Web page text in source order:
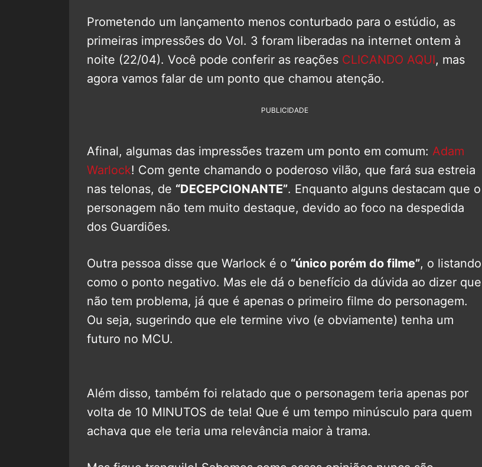
Prometendo um lançamento menos conturbado para o estúdio, as
primeiras impressões do Vol. 3 foram liberadas na internet ontem à
noite (22/04). Você pode conferir as reações CLICANDO AQUI, mas
agora vamos falar de um ponto que chamou atenção.
PUBLICIDADE
Afinal, algumas das impressões trazem um ponto em comum: Adam
Warlock! Com gente chamando o poderoso vilão, que fará sua estreia
nas telonas, de “DECEPCIONANTE”. Enquanto alguns destacam que o
personagem não tem muito destaque, devido ao foco na despedida
dos Guardiões.
Outra pessoa disse que Warlock é o “único porém do filme”, o listando
como o ponto negativo. Mas ele dá o benefício da dúvida ao dizer que
não tem problema, já que é apenas o primeiro filme do personagem.
Ou seja, sugerindo que ele termine vivo (e obviamente) tenha um
futuro no MCU.
Além disso, também foi relatado que o personagem teria apenas por
volta de 10 MINUTOS de tela! Que é um tempo minúsculo para quem
achava que ele teria uma relevância maior à trama.